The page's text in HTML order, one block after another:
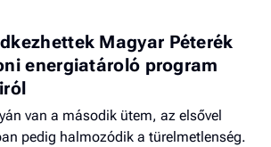
Magyar Péterék
energiatároló program
van a második ütem, az elsővel
pedig halmozódik a türelmetlenség.